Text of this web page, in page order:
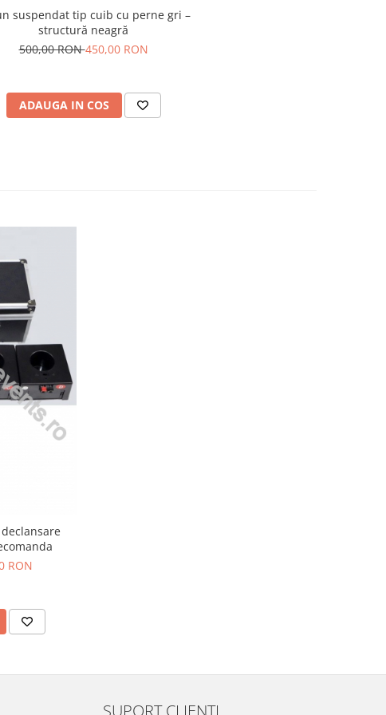
suspendat tip cuib cu perne gri –
structură neagră
500,00 RON450,00 RON
ADAUGA IN COS
RON
SUPORT CLIENTI